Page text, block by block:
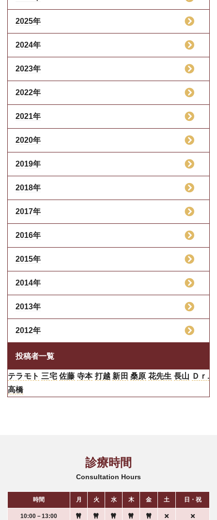
2025年
2024年
2023年
2022年
2021年
2020年
2019年
2018年
2017年
2016年
2015年
2014年
2013年
2012年
投稿者一覧
テラモト 三宅 佐藤 寺本 打越 新田 桑原 花先生 長山 Ｄｒ.
高橋
診療時間
Consultation Hours
時間 月 火 水 木 金 土 日・祝
10:00－13:00